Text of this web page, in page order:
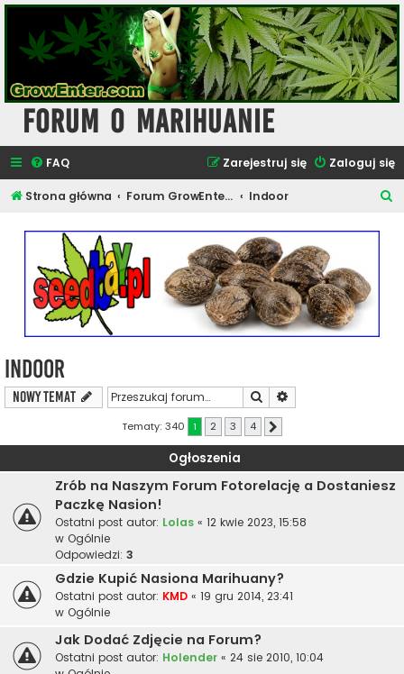
Forum o Marihuanie
FAQ Zaloguj się
Zarejestruj się
Strona główna Forum GrowEnter.com - Uprawa i Hodowla Konopi Indoor
Indoor
NOWY TEMAT Szukaj
Tematy: 340 1 2 3 4
Ogłoszenia
Zrób na Naszym Forum Fotorelację a Dostaniesz
Paczkę Nasion!
Ostatni post autor: Lolas « 12 kwie 2023, 15:58
w Ogólnie
Odpowiedzi: 3
Gdzie Kupić Nasiona Marihuany?
Ostatni post autor: KMD « 19 gru 2014, 23:41
w Ogólnie
Jak Dodać Zdjęcie na Forum?
Ostatni post autor: Holender « 24 sie 2010, 10:04